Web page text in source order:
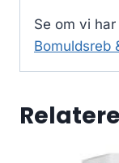
Se om vi har
Bomuldsreb